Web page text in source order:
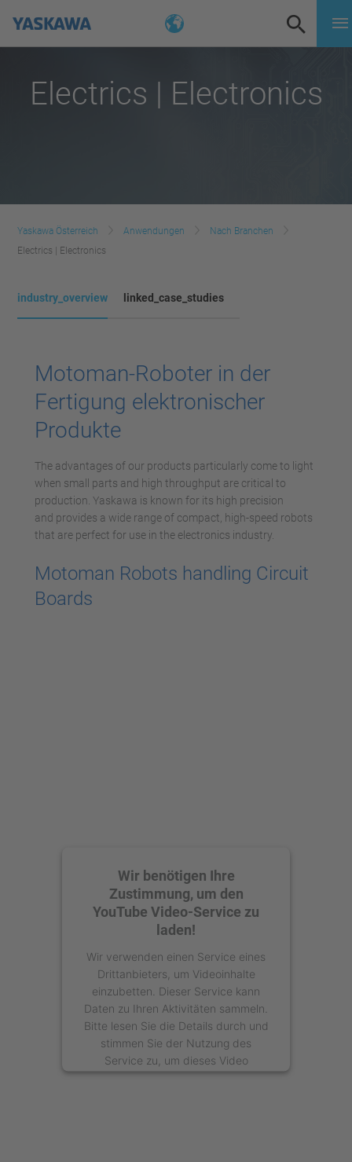
Electrics | Electronics
Yaskawa Österreich Anwendungen
Nach Branchen
Electrics | Electronics
industry_overview linked_case_studies
Motoman-Roboter in der
Fertigung elektronischer
Produkte
The advantages of our products particularly come to light
when small parts and high throughput are critical to
production. Yaskawa is known for its high precision
and provides a wide range of compact, high-speed robots
that are perfect for use in the electronics industry.
Motoman Robots handling Circuit
Boards
Wir benötigen Ihre
Zustimmung, um den
YouTube Video-Service zu
laden!
Wir verwenden einen Service eines
Drittanbieters, um Videoinhalte
einzubetten. Dieser Service kann
Daten zu Ihren Aktivitäten sammeln.
Bitte lesen Sie die Details durch und
stimmen Sie der Nutzung des
Service zu, um dieses Video
anzusehen.